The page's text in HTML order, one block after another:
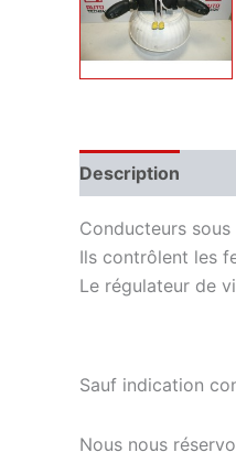
Description
Conducteurs
Ils contrôlent les
Le régulateur de
Sauf indication
Nous nous